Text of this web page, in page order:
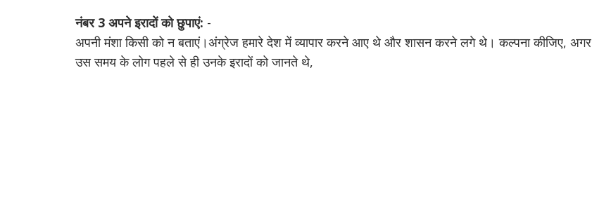
नंबर 3 अपने इरादों को छुपाएं: -
अपनी मंशा किसी को न बताएं।अंग्रेज हमारे देश में व्यापार करने आए थे और शासन करने लगे थे।कल्पना कीजिए, अगर
उस समय के लोग पहले से ही उनके इरादों को जानते थे,